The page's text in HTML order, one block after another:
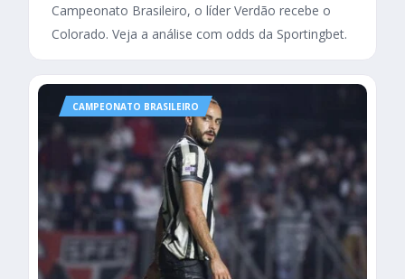
Campeonato Brasileiro, o líder Verdão recebe o
Colorado. Veja a análise com odds da Sportingbet.
CAMPEONATO BRASILEIRO